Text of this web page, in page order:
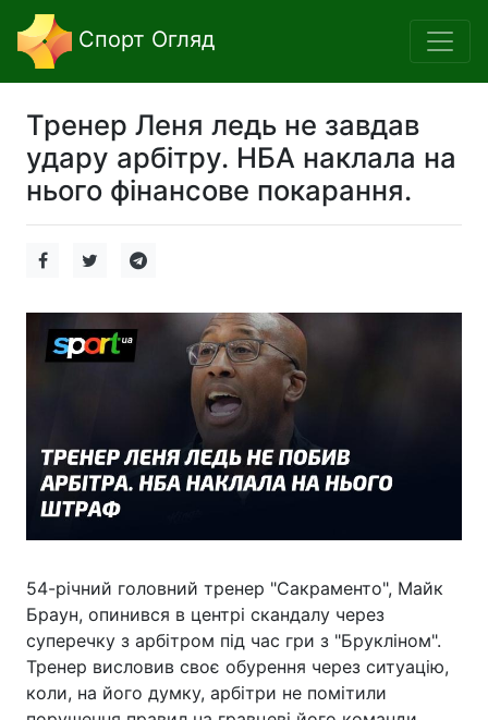
Спорт Огляд
Тренер Леня ледь не завдав
удару арбітру. НБА наклала на
нього фінансове покарання.
54-річний головний тренер "Сакраменто", Майк
Браун, опинився в центрі скандалу через
суперечку з арбітром під час гри з "Брукліном".
Тренер висловив своє обурення через ситуацію,
коли, на його думку, арбітри не помітили